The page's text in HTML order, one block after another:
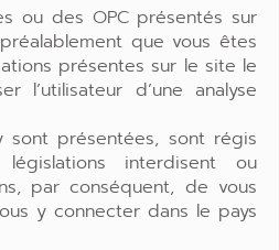
besoins patrimoniaux
la gestion financière
ou des OPC présentés sur
que vous êtes
présentes sur le site le
d’une analyse
présentées, sont régis
interdisent ou
par conséquent, de vous
y connecter dans le pays